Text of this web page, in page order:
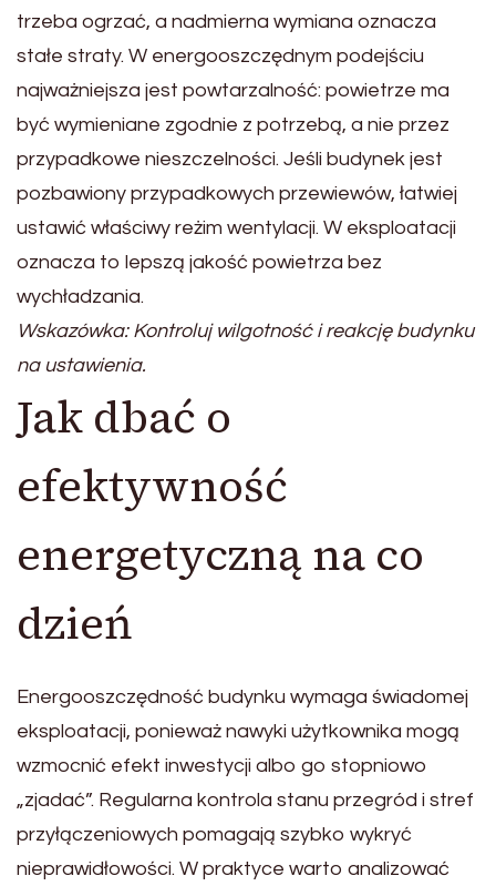
trzeba ogrzać, a nadmierna wymiana oznacza
stałe straty. W energooszczędnym podejściu
najważniejsza jest powtarzalność: powietrze ma
być wymieniane zgodnie z potrzebą, a nie przez
przypadkowe nieszczelności. Jeśli budynek jest
pozbawiony przypadkowych przewiewów, łatwiej
ustawić właściwy reżim wentylacji. W eksploatacji
oznacza to lepszą jakość powietrza bez
wychładzania.
Wskazówka: Kontroluj wilgotność i reakcję budynku
na ustawienia.
Jak dbać o
efektywność
energetyczną na co
dzień
Energooszczędność budynku wymaga świadomej
eksploatacji, ponieważ nawyki użytkownika mogą
wzmocnić efekt inwestycji albo go stopniowo
„zjadać”. Regularna kontrola stanu przegród i stref
przyłączeniowych pomagają szybko wykryć
nieprawidłowości. W praktyce warto analizować